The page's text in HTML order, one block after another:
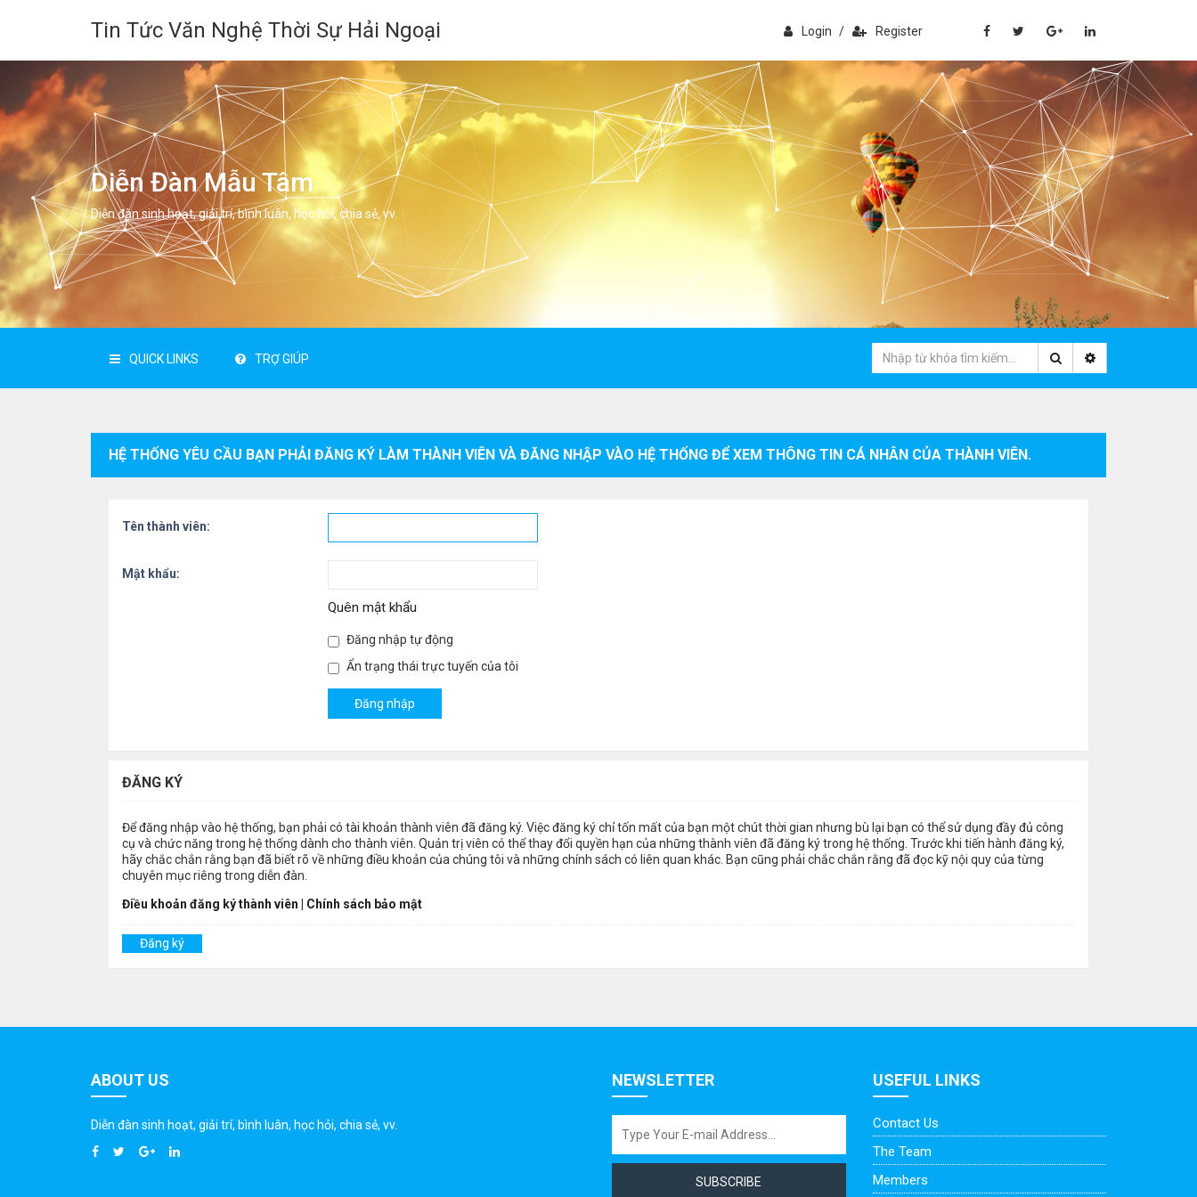
Tin Tức Văn Nghệ Thời Sự Hải Ngoại Login / Register
Diễn Đàn Mẫu Tâm
Diễn đàn sinh hoạt, giải trí, bình luân, học hỏi, chia sẻ, vv.
QUICK LINKS TRỢ GIÚP
HỆ THỐNG YÊU CẦU BẠN PHẢI ĐĂNG KÝ LÀM THÀNH VIÊN VÀ ĐĂNG NHẬP VÀO HỆ THỐNG ĐỂ XEM THÔNG TIN CÁ NHÂN CỦA THÀNH VIÊN.
Tên thành viên:
Mật khẩu:
Quên mật khẩu
Đăng nhập tự động
Ẩn trạng thái trực tuyến của tôi
ĐĂNG KÝ
Để đăng nhập vào hệ thống, bạn phải có tài khoản thành viên đã đăng ký. Việc đăng ký chỉ tốn mất của bạn một chút thời gian nhưng bù lại bạn có thể sử dụng đầy đủ công
cụ và chức năng trong hệ thống dành cho thành viên. Quản trị viên có thể thay đổi quyền hạn của những thành viên đã đăng ký trong hệ thống. Trước khi tiến hành đăng ký,
hãy chắc chắn rằng bạn đã biết rõ về những điều khoản của chúng tôi và những chính sách có liên quan khác. Bạn cũng phải chắc chắn rằng đã đọc kỹ nội quy của từng
chuyên mục riêng trong diễn đàn.
Điều khoản đăng ký thành viên
Chính sách bảo mật
Đăng ký
ABOUT US
Diễn đàn sinh hoạt, giải trí, bình luân, học hỏi, chia sẻ, vv.
NEWSLETTER
SUBSCRIBE
USEFUL LINKS
Contact Us
The Team
Members